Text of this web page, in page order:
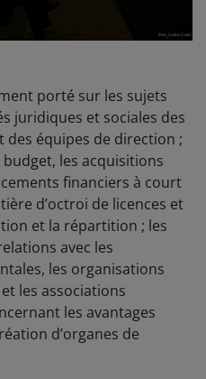
porté sur les sujets
juridiques et sociales des
des équipes de direction ;
les acquisitions
financiers à court
d’octroi de licences et
et la répartition ; les
avec les
les organisations
les associations
les avantages
d’organes de